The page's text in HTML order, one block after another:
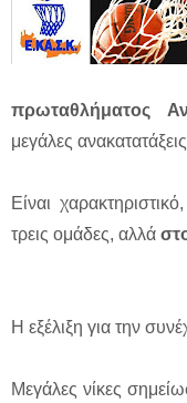
πρωταθλήματος
μεγάλες
Είναι
τρεις ομάδες, αλλά
Η εξέλιξη για την
Μεγάλες νίκες